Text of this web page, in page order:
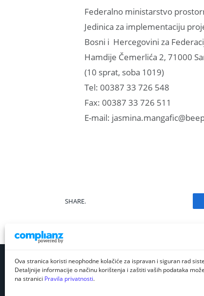
Ova stranica koristi neophodne kolačiće za ispravan i siguran rad
Detaljnije informacije o načinu korištenja i zaštiti vaših podataka
na stranici Pravila privatnosti.
Federalno ministarstvo
Jedinica za implementaciju
Bosni i Hercegovini za
Hamdije Čemerlića 2, 71000
(10 sprat, soba 1019)
Tel: 00387 33 726 548
Fax: 00387 33 726 511
E-mail:
SHARE.